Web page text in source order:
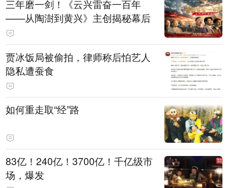
三年磨一剑！《云兴雷奋一百年
——从陶澍到黄兴》主创揭秘幕后
贾冰饭局被偷拍，律师称后怕艺人
隐私遭蚕食
如何重走取“经”路
83亿！240亿！3700亿！千亿级市
场，爆发